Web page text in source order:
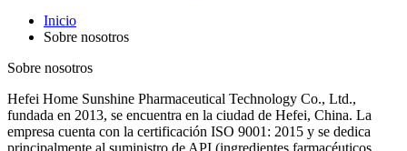
Inicio
Sobre nosotros
Sobre nosotros
Hefei Home Sunshine Pharmaceutical Technology Co., Ltd.,
fundada en 2013, se encuentra en la ciudad de Hefei, China. La
empresa cuenta con la certificación ISO 9001: 2015 y se dedica
principalmente al suministro de API (ingredientes farmacéuticos